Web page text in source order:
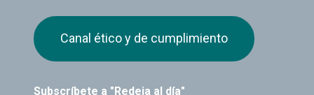
Subscríbete a "Redeia al día"
Canal ético y de cumplimiento